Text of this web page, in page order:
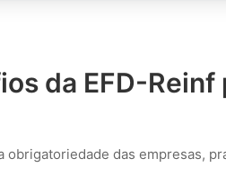
da EFD-Reinf
das empresas,